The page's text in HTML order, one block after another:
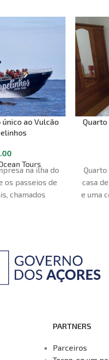
único ao Vulcão
Tours
na ilha do
os passeios de
chamados
Açores
nossa ilha e o
vulcão dos
é partilhada
casa
e uma
PARTNERS
Parceiros